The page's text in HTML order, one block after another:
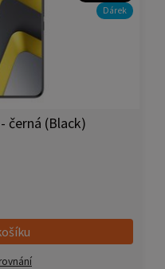
Dárek
černá (Black)